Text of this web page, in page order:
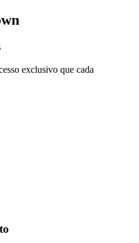
exclusivo que cada